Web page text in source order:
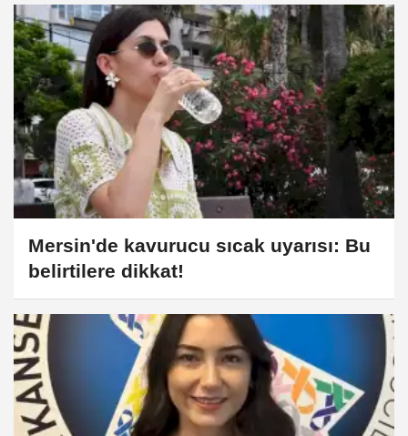
Mersin'de kavurucu sıcak uyarısı: Bu
belirtilere dikkat!